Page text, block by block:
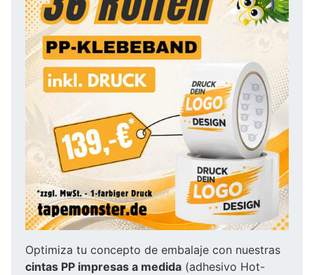
Optimiza tu concepto de embalaje con nuestras
cintas PP impresas a medida (adhesivo Hot-